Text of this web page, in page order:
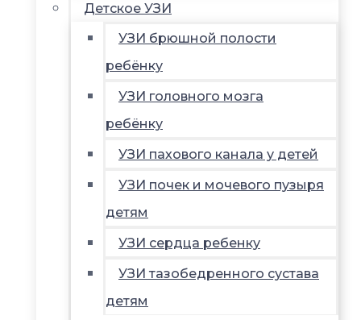
Детское УЗИ
УЗИ брюшной полости
ребёнку
УЗИ головного мозга
ребёнку
УЗИ пахового канала у детей
УЗИ почек и мочевого пузыря
детям
УЗИ сердца ребенку
УЗИ тазобедренного сустава
детям